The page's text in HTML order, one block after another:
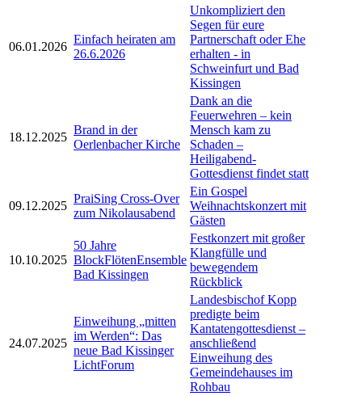
06.01.2026
Einfach heiraten am
26.6.2026
Unkompliziert den
Segen für eure
Partnerschaft oder Ehe
erhalten - in
Schweinfurt und Bad
Kissingen
18.12.2025
Brand in der
Oerlenbacher Kirche
Dank an die
Feuerwehren – kein
Mensch kam zu
Schaden –
Heiligabend-
Gottesdienst findet statt
09.12.2025
PraiSing Cross-Over
zum Nikolausabend
Ein Gospel
Weihnachtskonzert mit
Gästen
10.10.2025
50 Jahre
BlockFlötenEnsemble
Bad Kissingen
Festkonzert mit großer
Klangfülle und
bewegendem
Rückblick
24.07.2025
Einweihung „mitten
im Werden“: Das
neue Bad Kissinger
LichtForum
Landesbischof Kopp
predigte beim
Kantatengottesdienst –
anschließend
Einweihung des
Gemeindehauses im
Rohbau